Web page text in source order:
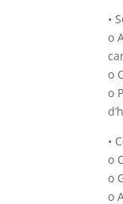
•
o
o
o
•
o
o
o